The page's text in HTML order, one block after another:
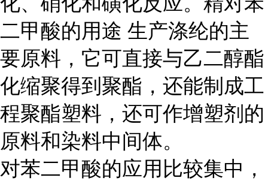
二甲酸的用途 生产涤纶的主
要原料，它可直接与乙二醇酯
化缩聚得到聚酯，还能制成工
程聚酯塑料，还可作增塑剂的
原料和染料中间体。
对苯二甲酸的应用比较集中，